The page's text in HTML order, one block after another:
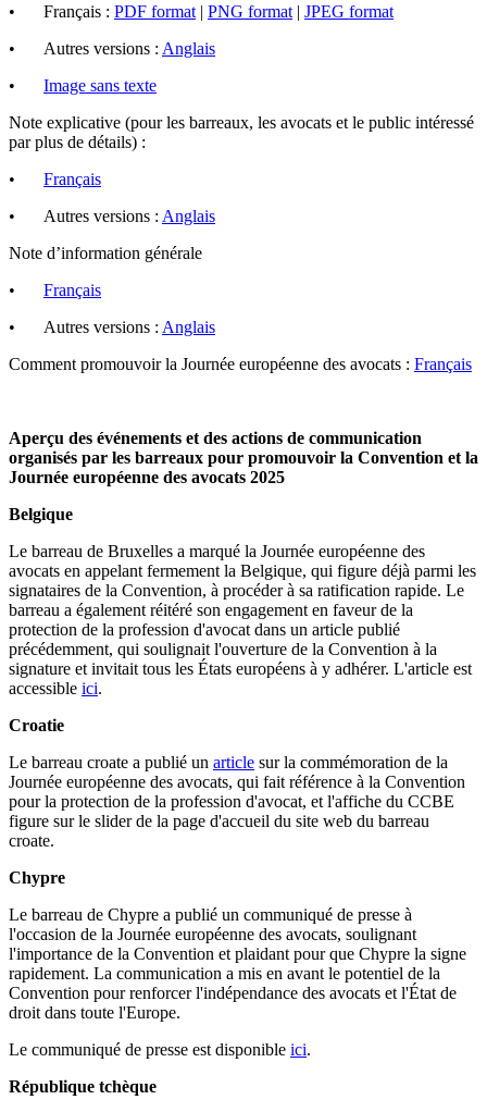
•
Français : PDF format | PNG format | JPEG format
•
Autres versions : Anglais
•
Image sans texte
Note explicative (pour les barreaux, les avocats et le public intéressé
par plus de détails) :
•
Français
•
Autres versions : Anglais
Note d’information générale
•
Français
•
Autres versions : Anglais
Comment promouvoir la Journée européenne des avocats : Français
Aperçu des événements et des actions de communication
organisés par les barreaux pour promouvoir la Convention et la
Journée européenne des avocats 2025
Belgique
Le barreau de Bruxelles a marqué la Journée européenne des
avocats en appelant fermement la Belgique, qui figure déjà parmi les
signataires de la Convention, à procéder à sa ratification rapide. Le
barreau a également réitéré son engagement en faveur de la
protection de la profession d'avocat dans un article publié
précédemment, qui soulignait l'ouverture de la Convention à la
signature et invitait tous les États européens à y adhérer. L'article est
accessible ici.
Croatie
Le barreau croate a publié un article sur la commémoration de la
Journée européenne des avocats, qui fait référence à la Convention
pour la protection de la profession d'avocat, et l'affiche du CCBE
figure sur le slider de la page d'accueil du site web du barreau
croate.
Chypre
Le barreau de Chypre a publié un communiqué de presse à
l'occasion de la Journée européenne des avocats, soulignant
l'importance de la Convention et plaidant pour que Chypre la signe
rapidement. La communication a mis en avant le potentiel de la
Convention pour renforcer l'indépendance des avocats et l'État de
droit dans toute l'Europe.
Le communiqué de presse est disponible ici.
République tchèque